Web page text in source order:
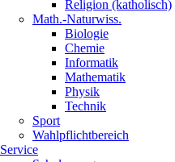
Religion (katholisch)
Math.-Naturwiss.
Biologie
Chemie
Informatik
Mathematik
Physik
Technik
Sport
Wahlpflichtbereich
Service